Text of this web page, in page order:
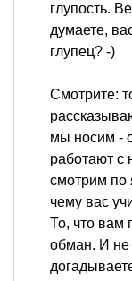
глупость.
думаете,
глупец? -)
Смотрите:
мы носим -
работают с
смотрим по
чему вас
То, что вам
обман. И не